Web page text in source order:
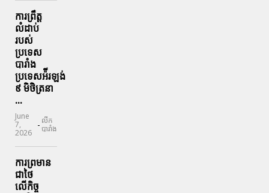
ការព្រឹត្ត
លំដាប់
របស់
ប្រទេស
បារាំង
ប្រទេសអ៉ីរឡង់
៩ មិថិត្រនា
...
June
7,
2026
- លីក
បារាំង
ការព្រមាន
ជាថៃ
លើកិច្ច